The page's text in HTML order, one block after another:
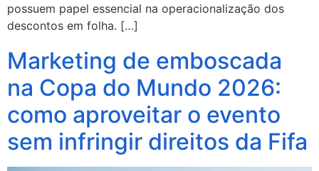
possuem papel essencial na operacionalização dos
descontos em folha. […]
Marketing de emboscada
na Copa do Mundo 2026:
como aproveitar o evento
sem infringir direitos da Fifa